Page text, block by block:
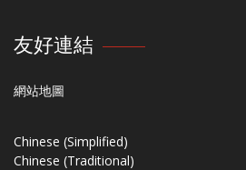
友好連結
網站地圖
Chinese (Simplified)
Chinese (Traditional)